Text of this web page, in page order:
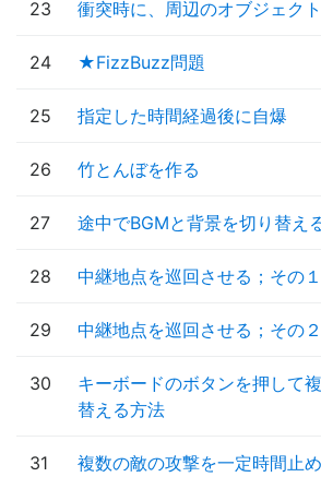
23 衝突時に、周辺のオブジェク
24 ★FizzBuzz問題
25 指定した時間経過後に自爆
26 竹とんぼを作る
27 途中でBGMと背景を切り替え
28 中継地点を巡回させる；その１
29 中継地点を巡回させる；その２
30
キーボードのボタンを押して
替える方法
31 複数の敵の攻撃を一定時間止